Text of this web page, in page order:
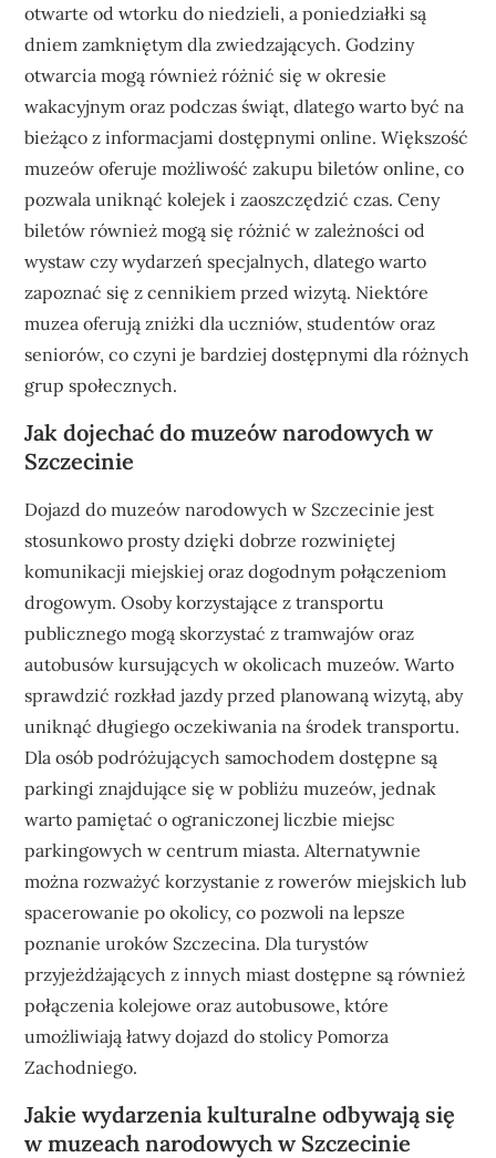
otwarte od wtorku do niedzieli, a poniedziałki są
dniem zamkniętym dla zwiedzających. Godziny
otwarcia mogą również różnić się w okresie
wakacyjnym oraz podczas świąt, dlatego warto być na
bieżąco z informacjami dostępnymi online. Większość
muzeów oferuje możliwość zakupu biletów online, co
pozwala uniknąć kolejek i zaoszczędzić czas. Ceny
biletów również mogą się różnić w zależności od
wystaw czy wydarzeń specjalnych, dlatego warto
zapoznać się z cennikiem przed wizytą. Niektóre
muzea oferują zniżki dla uczniów, studentów oraz
seniorów, co czyni je bardziej dostępnymi dla różnych
grup społecznych.
Jak dojechać do muzeów narodowych w
Szczecinie
Dojazd do muzeów narodowych w Szczecinie jest
stosunkowo prosty dzięki dobrze rozwiniętej
komunikacji miejskiej oraz dogodnym połączeniom
drogowym. Osoby korzystające z transportu
publicznego mogą skorzystać z tramwajów oraz
autobusów kursujących w okolicach muzeów. Warto
sprawdzić rozkład jazdy przed planowaną wizytą, aby
uniknąć długiego oczekiwania na środek transportu.
Dla osób podróżujących samochodem dostępne są
parkingi znajdujące się w pobliżu muzeów, jednak
warto pamiętać o ograniczonej liczbie miejsc
parkingowych w centrum miasta. Alternatywnie
można rozważyć korzystanie z rowerów miejskich lub
spacerowanie po okolicy, co pozwoli na lepsze
poznanie uroków Szczecina. Dla turystów
przyjeżdżających z innych miast dostępne są również
połączenia kolejowe oraz autobusowe, które
umożliwiają łatwy dojazd do stolicy Pomorza
Zachodniego.
Jakie wydarzenia kulturalne odbywają się
w muzeach narodowych w Szczecinie